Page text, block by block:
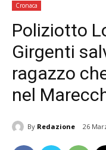
Cronaca
Poliziotto
Girgenti
ragazzo
nel
By Redazione 26